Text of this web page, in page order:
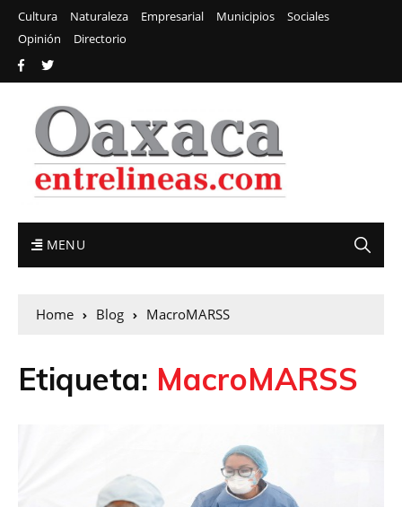
Cultura Naturaleza Empresarial Municipios
Sociales
Opinión
Directorio
MENU
Home Blog MacroMARSS
Etiqueta: MacroMARSS